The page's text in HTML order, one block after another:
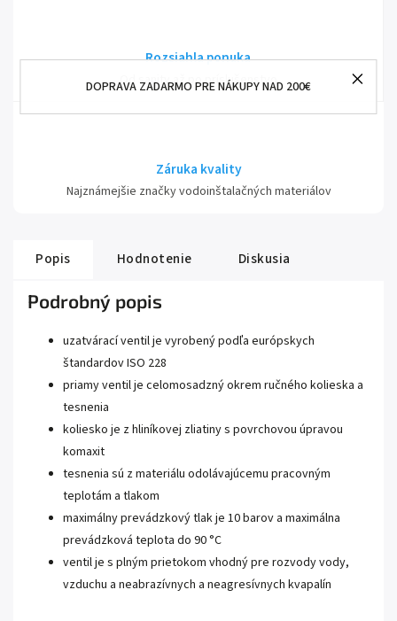
DOPRAVA ZADARMO PRE NÁKUPY NAD 200€
Rozsiahla ponuka
Od sanity až po príslušenstvo
Záruka kvality
Najznámejšie značky vodoinštalačných materiálov
Popis Hodnotenie Diskusia
Podrobný popis
uzatvárací ventil je vyrobený podľa európskych
štandardov ISO 228
priamy ventil je celomosadzný okrem ručného kolieska a
tesnenia
koliesko je z hliníkovej zliatiny s povrchovou úpravou
komaxit
tesnenia sú z materiálu odolávajúcemu pracovným
teplotám a tlakom
maximálny prevádzkový tlak je 10 barov a maximálna
prevádzková teplota do 90 °C
ventil je s plným prietokom vhodný pre rozvody vody,
vzduchu a neabrazívnych a neagresívnych kvapalín